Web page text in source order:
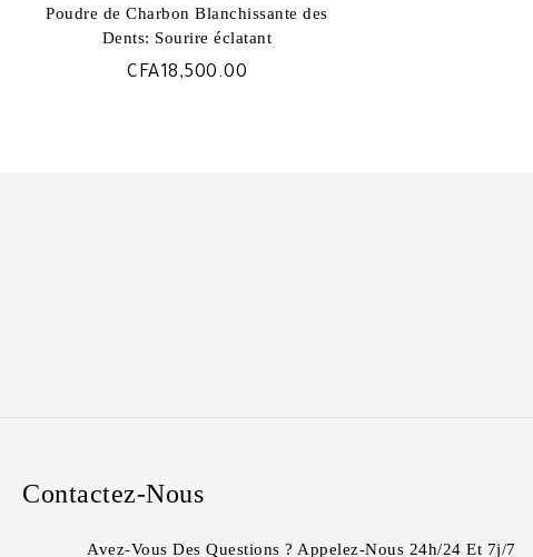
Poudre de Charbon Blanchissante des
Dents: Sourire éclatant
CFA18,500.00
Contactez-Nous
Avez-Vous Des Questions ? Appelez-Nous 24h/24 Et 7j/7